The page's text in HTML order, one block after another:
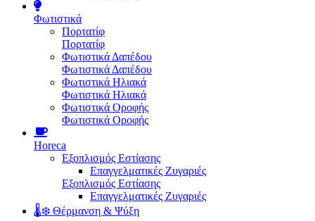
Φωτιστικά
Πορτατίφ
Πορτατίφ
Φωτιστικά Δαπέδου
Φωτιστικά Δαπέδου
Φωτιστικά Ηλιακά
Φωτιστικά Ηλιακά
Φωτιστικά Οροφής
Φωτιστικά Οροφής
Horeca
Εξοπλισμός Εστίασης
Επαγγελματικές Ζυγαριές
Εξοπλισμός Εστίασης
Επαγγελματικές Ζυγαριές
🌡️❄️ Θέρμανση & Ψύξη